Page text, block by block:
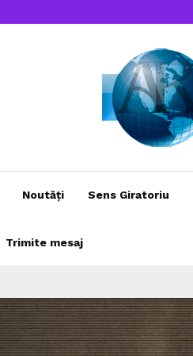
Noutăți Sens Giratoriu
Trimite mesaj